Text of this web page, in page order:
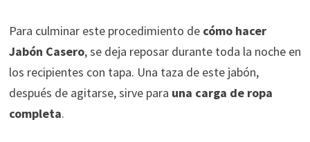
Para culminar este procedimiento de cómo hacer
Jabón Casero, se deja reposar durante toda la noche en
los recipientes con tapa. Una taza de este jabón,
después de agitarse, sirve para una carga de ropa
completa.